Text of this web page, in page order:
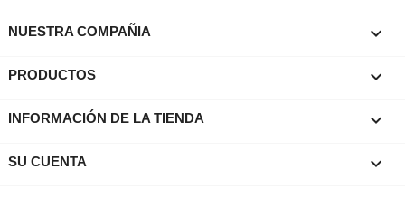
NUESTRA COMPAÑIA 
PRODUCTOS 
INFORMACIÓN DE LA TIENDA keyboard_arrow_down
SU CUENTA 